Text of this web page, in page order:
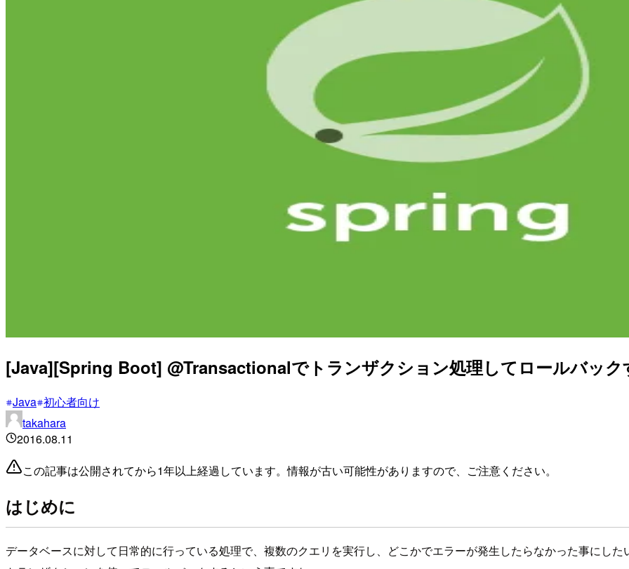
[Java][Spring Boot] @Transactionalでトランザクション処理してロールバック
Java 初心者向け
takahara
2016.08.11
この記事は公開されてから1年以上経過しています。情報が古い可能性がありますので、ご注意ください。
はじめに
データベースに対して日常的に行っている処理で、複数のクエリを実行し、どこかでエラーが発生したらなかった事にし